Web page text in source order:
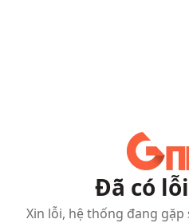
Đã có
Xin lỗi, hệ thống đang